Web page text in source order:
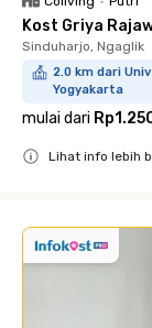
Kost Griya
Sinduharjo, Ngaglik
2.0 km dari
Yogyakarta
mulai dari
Lihat info lebih